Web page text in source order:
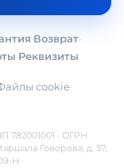
·Возврат·
·Реквизиты
cookie·
782001001 · ОГРН
Говорова, д. 37,
Н